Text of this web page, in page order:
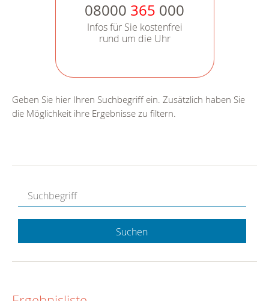
08000 365 000
Infos für Sie kostenfrei
rund um die Uhr
Geben Sie hier Ihren Suchbegriff ein. Zusätzlich haben Sie
die Möglichkeit ihre Ergebnisse zu filtern.
Suchen